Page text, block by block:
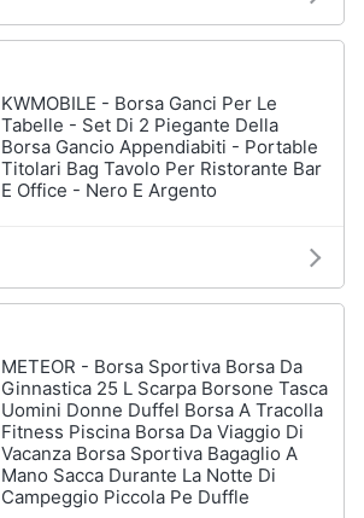
KWMOBILE - Borsa Ganci Per Le
Tabelle - Set Di 2 Piegante Della
Borsa Gancio Appendiabiti - Portable
Titolari Bag Tavolo Per Ristorante Bar
E Office - Nero E Argento
METEOR - Borsa Sportiva Borsa Da
Ginnastica 25 L Scarpa Borsone Tasca
Uomini Donne Duffel Borsa A Tracolla
Fitness Piscina Borsa Da Viaggio Di
Vacanza Borsa Sportiva Bagaglio A
Mano Sacca Durante La Notte Di
Campeggio Piccola Pe Duffle